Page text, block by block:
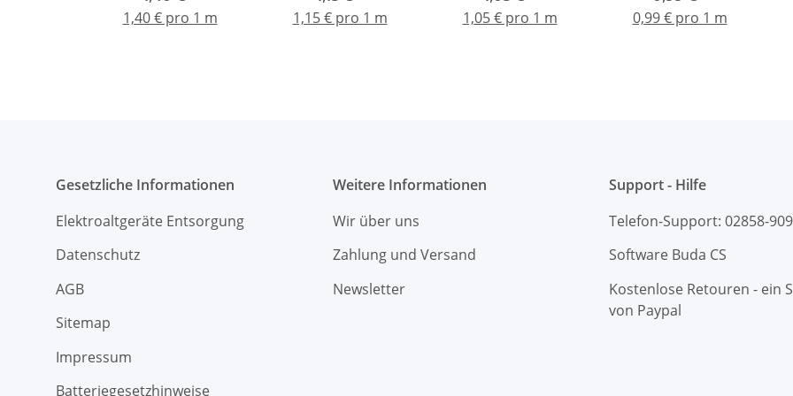
1,40 € pro 1 m 1,15 € pro 1 m 1,05 € pro 1 m 0,99 € pro 1 m
Gesetzliche Informationen
Elektroaltgeräte Entsorgung
Datenschutz
AGB
Sitemap
Impressum
Batteriegesetzhinweise
Weitere Informationen
Wir über uns
Zahlung und Versand
Newsletter
Support - Hilfe
Telefon-Support: 02858-
Software Buda CS
Kostenlose Retouren - ein
von Paypal